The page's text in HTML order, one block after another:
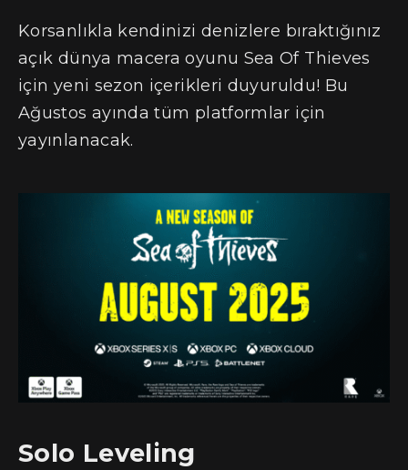
Korsanlıkla kendinizi denizlere bıraktığınız
açık dünya macera oyunu Sea Of Thieves
için yeni sezon içerikleri duyuruldu! Bu
Ağustos ayında tüm platformlar için
yayınlanacak.
Solo Leveling